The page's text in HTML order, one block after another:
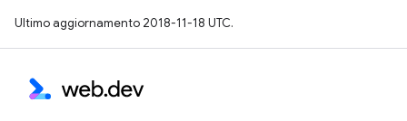
Ultimo aggiornamento 2018-11-18 UTC.